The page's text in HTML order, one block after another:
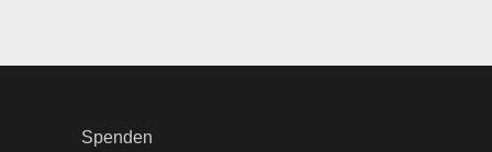
Spenden